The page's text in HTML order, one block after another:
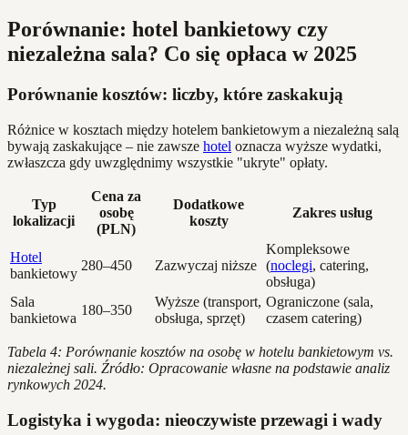
Porównanie: hotel bankietowy czy
niezależna sala? Co się opłaca w 2025
Porównanie kosztów: liczby, które zaskakują
Różnice w kosztach między hotelem bankietowym a niezależną salą
bywają zaskakujące – nie zawsze hotel oznacza wyższe wydatki,
zwłaszcza gdy uwzględnimy wszystkie "ukryte" opłaty.
Typ
lokalizacji
Cena za
osobę
(PLN)
Dodatkowe
koszty
Zakres usług
Hotel
bankietowy
280–450 Zazwyczaj niższe
Kompleksowe
(noclegi, catering,
obsługa)
Sala
bankietowa
180–350
Wyższe (transport,
obsługa, sprzęt)
Ograniczone (sala,
czasem catering)
Tabela 4: Porównanie kosztów na osobę w hotelu bankietowym vs.
niezależnej sali. Źródło: Opracowanie własne na podstawie analiz
rynkowych 2024.
Logistyka i wygoda: nieoczywiste przewagi i wady